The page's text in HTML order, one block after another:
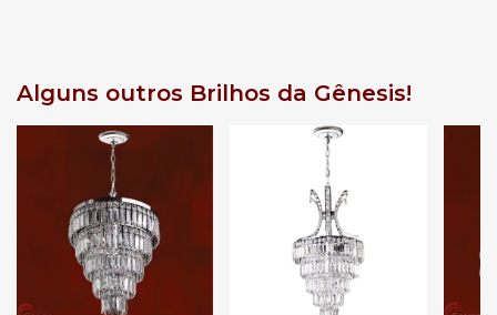
Alguns outros Brilhos da Gênesis!